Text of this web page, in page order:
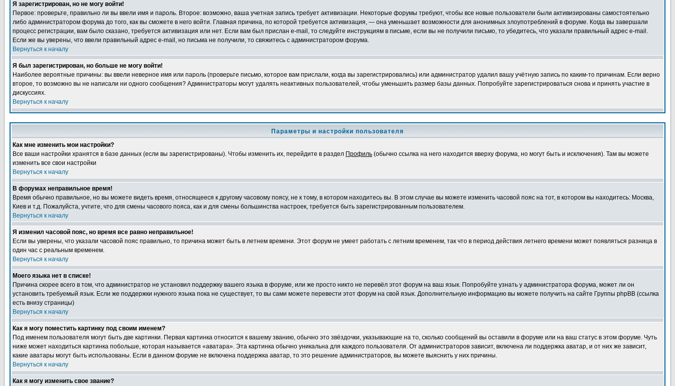
Я зарегистрирован, но не могу войти!
Первое: проверьте, правильно ли вы ввели имя и пароль. Второе: возможно, ваша учетная запись требует активизации. Некоторые форумы требуют, чтобы все новые пользователи были активизированы самостоятельно
либо администратором форума до того, как вы сможете в него войти. Главная причина, по которой требуется активизация, — она уменьшает возможности для анонимных злоупотреблений в форуме. Когда вы завершали
процесс регистрации, вам было сказано, требуется активизация или нет. Если вам был прислан e-mail, то следуйте инструкциям в письме, если вы не получили письмо, то убедитесь, что указали правильный адрес e-mail.
Если же вы уверены, что ввели правильный адрес e-mail, но письма не получили, то свяжитесь с администратором форума.
Вернуться к началу
Я был зарегистрирован, но больше не могу войти!
Наиболее вероятные причины: вы ввели неверное имя или пароль (проверьте письмо, которое вам прислали, когда вы зарегистрировались) или администратор удалил вашу учётную запись по каким-то причинам. Если верно
второе, то возможно вы не написали ни одного сообщения? Администраторы могут удалять неактивных пользователей, чтобы уменьшить размер базы данных. Попробуйте зарегистрироваться снова и принять участие в
дискуссиях.
Вернуться к началу
Параметры и настройки пользователя
Как мне изменить мои настройки?
Все ваши настройки хранятся в базе данных (если вы зарегистрированы). Чтобы изменить их, перейдите в раздел Профиль (обычно ссылка на него находится вверху форума, но могут быть и исключения). Там вы можете
изменить все свои настройки
Вернуться к началу
В форумах неправильное время!
Время обычно правильное, но вы можете видеть время, относящееся к другому часовому поясу, не к тому, в котором находитесь вы. В этом случае вы можете изменить часовой пояс на тот, в котором вы находитесь: Москва,
Киев и т.д. Пожалуйста, учтите, что для смены часового пояса, как и для смены большинства настроек, требуется быть зарегистрированным пользователем.
Вернуться к началу
Я изменил часовой пояс, но время все равно неправильное!
Если вы уверены, что указали часовой пояс правильно, то причина может быть в летнем времени. Этот форум не умеет работать с летним временем, так что в период действия летнего времени может появляться разница в
один час с реальным временем.
Вернуться к началу
Моего языка нет в списке!
Причина скорее всего в том, что администратор не установил поддержку вашего языка в форуме, или же просто никто не перевёл этот форум на ваш язык. Попробуйте узнать у администратора форума, может ли он
установить требуемый язык. Если же поддержки нужного языка пока не существует, то вы сами можете перевести этот форум на свой язык. Дополнительную информацию вы можете получить на сайте Группы phpBB (ссылка
есть внизу страницы)
Вернуться к началу
Как я могу поместить картинку под своим именем?
Под именем пользователя могут быть две картинки. Первая картинка относится к вашему званию, обычно это звёздочки, указывающие на то, сколько сообщений вы оставили в форуме или на ваш статус в этом форуме. Чуть
ниже может находиться картинка побольше, которая называется «аватара». Эта картинка обычно уникальна для каждого пользователя. От администраторов зависит, включена ли поддержка аватар, и от них же зависит,
какие аватары могут быть использованы. Если в данном форуме не включена поддержка аватар, то это решение администраторов, вы можете выяснить у них причины.
Вернуться к началу
Как я могу изменить свое звание?